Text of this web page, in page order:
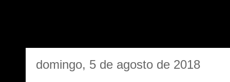
domingo, 5 de agosto de 2018